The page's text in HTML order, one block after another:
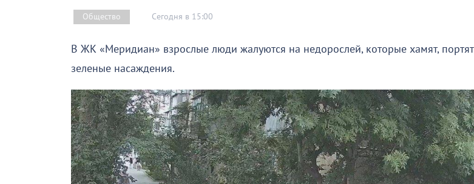
Общество Сегодня в 15:00
В ЖК «Меридиан» взрослые люди жалуются на недорослей, которые хамят, портят
зеленые насаждения.